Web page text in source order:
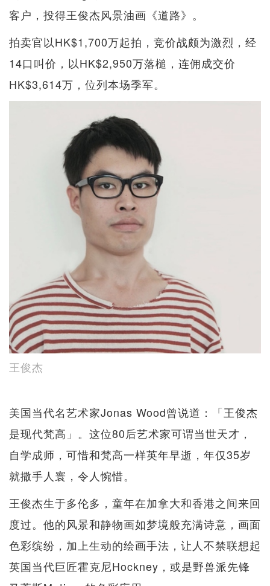
客户，投得王俊杰风景油画《道路》。
拍卖官以HK$1,700万起拍，竞价战颇为激烈，经
14口叫价，以HK$2,950万落槌，连佣成交价
HK$3,614万，位列本场季军。
王俊杰
美国当代名艺术家Jonas Wood曾说道：「王俊杰
是现代梵高」。这位80后艺术家可谓当世天才，
自学成师，可惜和梵高一样英年早逝，年仅35岁
就撒手人寰，令人惋惜。
王俊杰生于多伦多，童年在加拿大和香港之间来回
度过。他的风景和静物画如梦境般充满诗意，画面
色彩缤纷，加上生动的绘画手法，让人不禁联想起
英国当代巨匠霍克尼Hockney，或是野兽派先锋